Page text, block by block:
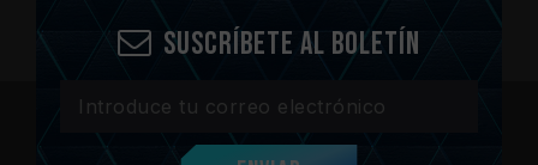
Suscríbete al boletín